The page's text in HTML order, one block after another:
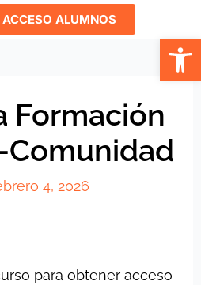
Abrir
ACCESO ALUMNOS
Formación
4, 2026
para obtener acceso